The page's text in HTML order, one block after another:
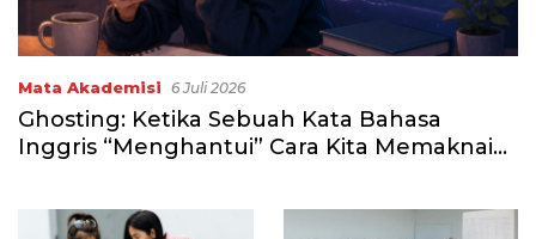
Mata Akademisi 6 Juli 2026
Ghosting: Ketika Sebuah Kata Bahasa
Inggris “Menghantui” Cara Kita Memaknai